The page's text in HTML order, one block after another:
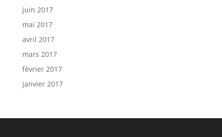
juin 2017
mai 2017
avril 2017
mars 2017
février 2017
janvier 2017